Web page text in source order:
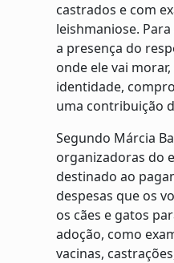
castrados e com
leishmaniose.
a presença do
onde ele vai
identidade,
uma contribuição
Segundo Márcia
organizadoras do
destinado ao
despesas que os
os cães e gatos
adoção, como
vacinas,